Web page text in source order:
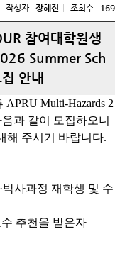
작성자 장혜진 조회수 169
참여대학원생
Summer Sch
안내
Multi-Hazards 2
과 같이 모집하오니
해 주시기 바랍니다.
사과정 재학생 및 수
추천을 받은자